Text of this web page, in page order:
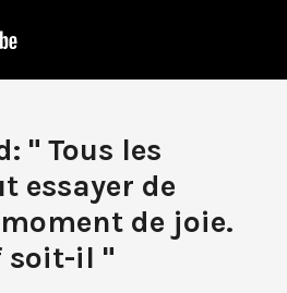
" Tous les
essayer de
de joie.
soit-il "